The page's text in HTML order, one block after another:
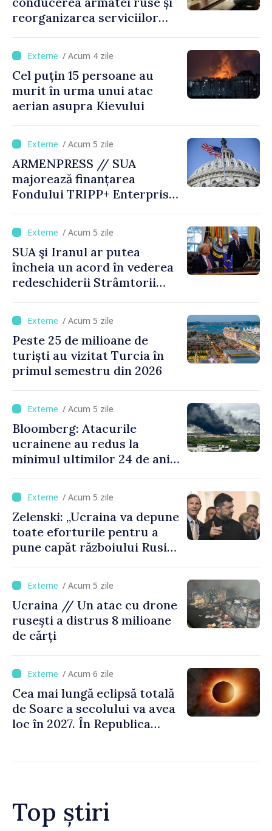
reorganizarea serviciilor
/ Acum 4 zile
Cel puțin 15 persoane au
murit în urma unui atac
aerian asupra Kievului
/ Acum 5 zile
ARMENPRESS // SUA
majorează finanțarea
Fondului TRIPP+ Enterprise
milioane de dolari
/ Acum 5 zile
SUA şi Iranul ar putea
încheia un acord în vederea
redeschiderii Strâmtorii
anunţă secretarul american
al Trezoreriei
/ Acum 5 zile
Peste 25 de milioane de
turiști au vizitat Turcia în
primul semestru din 2026
/ Acum 5 zile
Bloomberg: Atacurile
ucrainene au redus la
minimul ultimilor 24 de ani
Rusia
/ Acum 5 zile
Zelenski: „Ucraina va depune
toate eforturile pentru a
pune capăt războiului Rusiei
/ Acum 5 zile
Ucraina // Un atac cu drone
rusești a distrus 8 milioane
de cărți
/ Acum 6 zile
Cea mai lungă eclipsă totală
de Soare a secolului va avea
loc în 2027. În Republica
Top știri